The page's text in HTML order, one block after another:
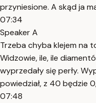
przyniesione. A skąd ja
07:34
Speaker A
Trzeba chyba klejem na
Widzowie, ile, ile
wyprzedały się perły.
powiedział, z 40 będzie
07:48